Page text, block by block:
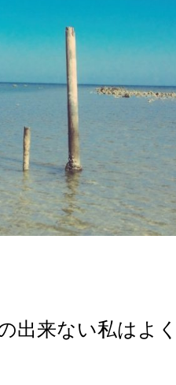
出来ない私はよ